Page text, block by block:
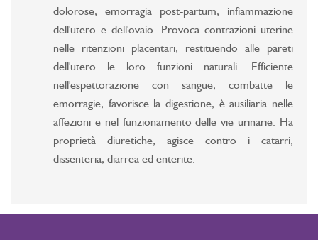
dolorose, emorragia post-partum, infiammazione
dell'utero e dell'ovaio. Provoca contrazioni uterine
nelle ritenzioni placentari, restituendo alle pareti
dell'utero le loro funzioni naturali. Efficiente
nell'espettorazione con sangue, combatte le
emorragie, favorisce la digestione, è ausiliaria nelle
affezioni e nel funzionamento delle vie urinarie. Ha
proprietà diuretiche, agisce contro i catarri,
dissenteria, diarrea ed enterite.